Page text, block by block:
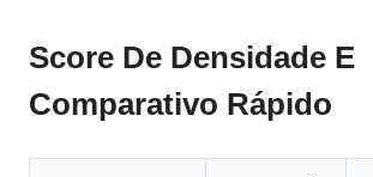
Score De Densidade E
Comparativo Rápido